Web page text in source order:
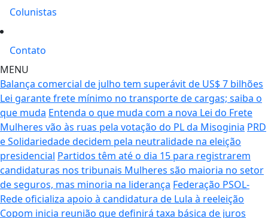
Colunistas
Contato
MENU
Balança comercial de julho tem superávit de US$ 7 bilhões
Lei garante frete mínimo no transporte de cargas; saiba o
que muda Entenda o que muda com a nova Lei do Frete
Mulheres vão às ruas pela votação do PL da Misoginia PRD
e Solidariedade decidem pela neutralidade na eleição
presidencial Partidos têm até o dia 15 para registrarem
candidaturas nos tribunais Mulheres são maioria no setor
de seguros, mas minoria na liderança Federação PSOL-
Rede oficializa apoio à candidatura de Lula à reeleição
Copom inicia reunião que definirá taxa básica de juros